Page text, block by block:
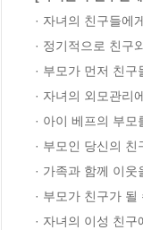
· 자녀의 친구들에
· 정기적으로 친구
· 부모가 먼저 친
· 자녀의 외모관리
· 아이 베프의 부
· 부모인 당신의
· 가족과 함께 이
· 부모가 친구가
· 자녀의 이성 친